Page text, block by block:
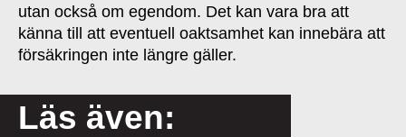
utan också om egendom. Det kan vara bra att
känna till att eventuell oaktsamhet kan innebära att
försäkringen inte längre gäller.
Läs även: